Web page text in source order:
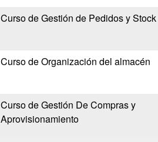
Curso de Gestión de Pedidos y Stock
Curso de Organización del almacén
Curso de Gestión De Compras y
Aprovisionamiento